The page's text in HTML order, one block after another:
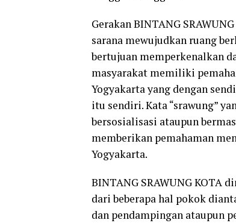
Gerakan BINTANG
sarana mewujudkan ruang
bertujuan memperkenalkan
masyarakat memiliki
Yogyakarta yang dengan
itu sendiri. Kata “srawung”
bersosialisasi ataupun
memberikan pemahaman
Yogyakarta.
BINTANG SRAWUNG KOTA
dari beberapa hal pokok
dan pendampingan ataupun